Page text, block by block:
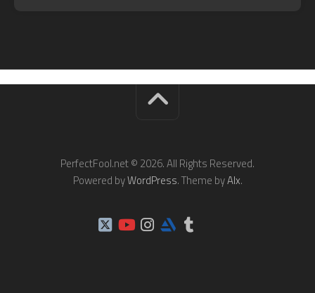
PerfectFool.net © 2026. All Rights Reserved.
Powered byWordPress. Theme byAlx.